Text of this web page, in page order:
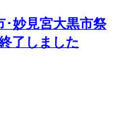
妙見宮大黒市祭
しました